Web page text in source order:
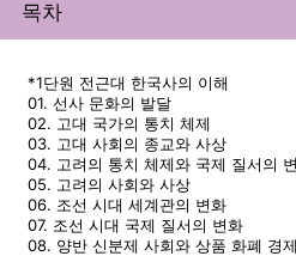
목차
*1단원 전근대 한국사의 이해
01. 선사 문화의 발달
02. 고대 국가의 통치 체제
03. 고대 사회의 종교와 사상
04. 고려의 통치 체제와 국제 질서의
05. 고려의 사회와 사상
06. 조선 시대 세계관의 변화
07. 조선 시대 국제 질서의 변화
08. 양반 신분제 사회와 상품 화폐 경제